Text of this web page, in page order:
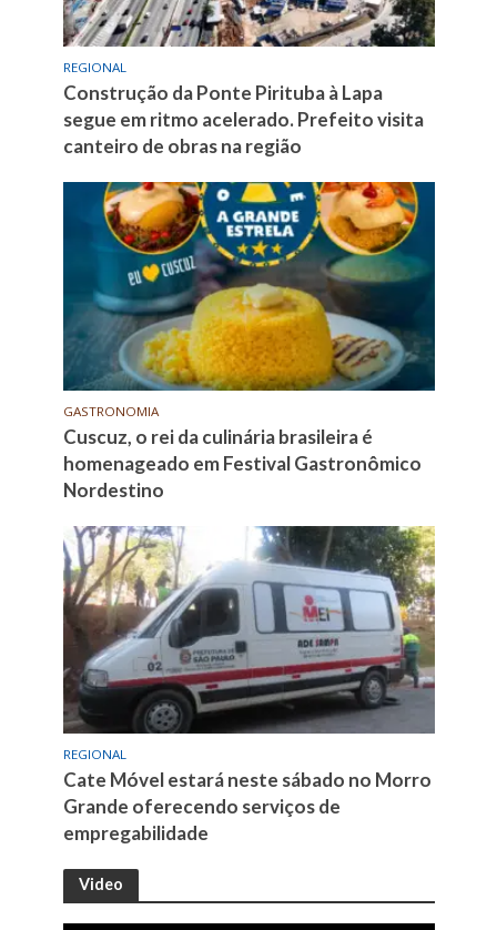
REGIONAL
Construção da Ponte Pirituba à Lapa
segue em ritmo acelerado. Prefeito visita
canteiro de obras na região
GASTRONOMIA
Cuscuz, o rei da culinária brasileira é
homenageado em Festival Gastronômico
Nordestino
REGIONAL
Cate Móvel estará neste sábado no Morro
Grande oferecendo serviços de
empregabilidade
Video